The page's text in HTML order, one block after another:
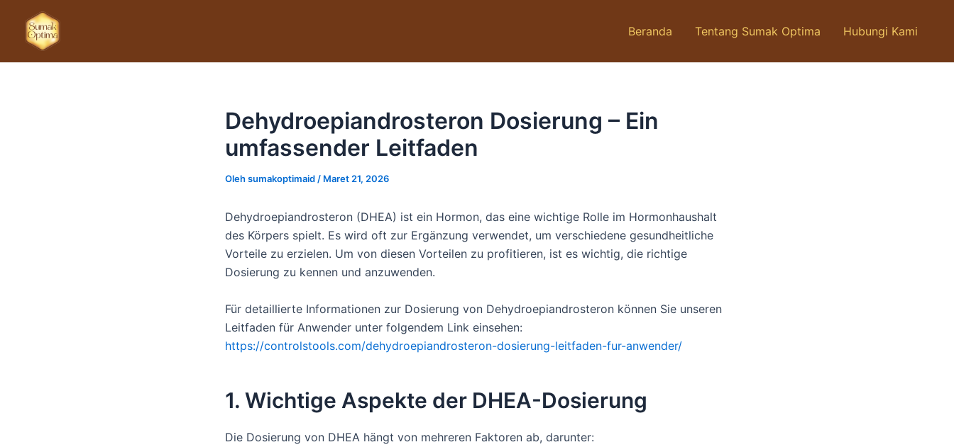
konten
Beranda Tentang Sumak Optima Hubungi Kami
Dehydroepiandrosteron Dosierung – Ein
umfassender Leitfaden
Olehsumakoptimaid / Maret 21, 2026
Dehydroepiandrosteron (DHEA) ist ein Hormon, das eine wichtige Rolle im Hormonhaushalt
des Körpers spielt. Es wird oft zur Ergänzung verwendet, um verschiedene gesundheitliche
Vorteile zu erzielen. Um von diesen Vorteilen zu profitieren, ist es wichtig, die richtige
Dosierung zu kennen und anzuwenden.
Für detaillierte Informationen zur Dosierung von Dehydroepiandrosteron können Sie unseren
Leitfaden für Anwender unter folgendem Link einsehen:
https://controlstools.com/dehydroepiandrosteron-dosierung-leitfaden-fur-anwender/
1. Wichtige Aspekte der DHEA-Dosierung
Die Dosierung von DHEA hängt von mehreren Faktoren ab, darunter: